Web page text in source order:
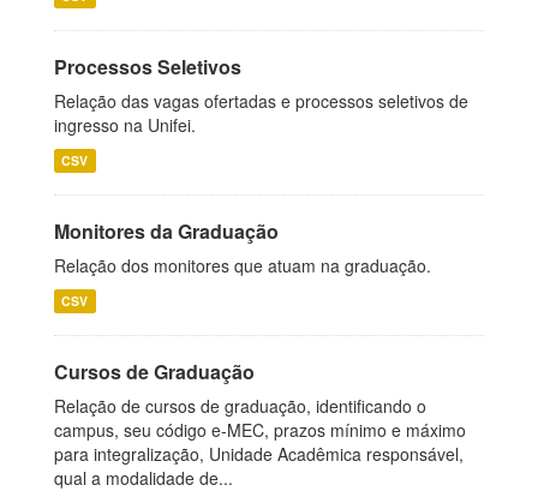
Processos Seletivos
Relação das vagas ofertadas e processos seletivos de
ingresso na Unifei.
CSV
Monitores da Graduação
Relação dos monitores que atuam na graduação.
CSV
Cursos de Graduação
Relação de cursos de graduação, identificando o
campus, seu código e-MEC, prazos mínimo e máximo
para integralização, Unidade Acadêmica responsável,
qual a modalidade de...